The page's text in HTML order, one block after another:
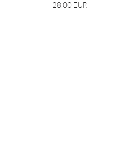
28,00 EUR